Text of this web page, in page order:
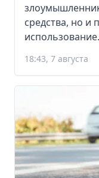
средства, но и
18:43, 7 августа